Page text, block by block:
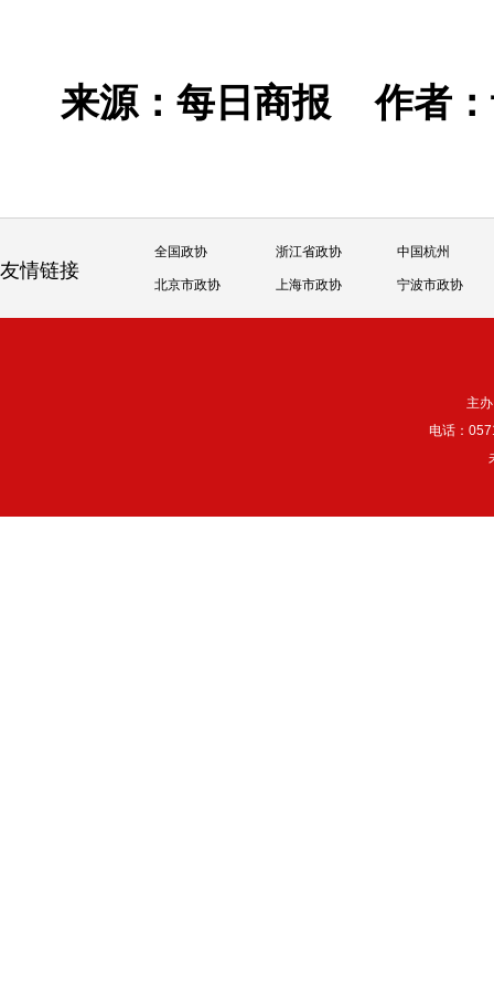
来源：每日商报作者
友情链接
全国政协 浙江省政协 中国杭州
北京市政协 上海市政协 宁波市政协
主
电话：